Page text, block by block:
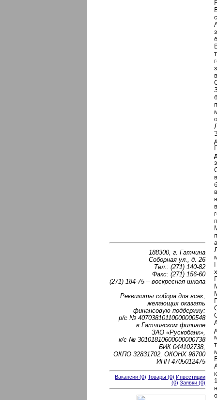
188300, г. Гатчина
Соборная ул., д. 26
Тел.: (271) 140-82
Факс: (271) 156-60
(271) 184-75 – воскресная школа
Реквизиты собора для всех,
желающих оказать
финансовую поддержку:
р/с № 40703810110000000548
в Гатчинском филиале
ЗАО «Рускобанк»,
к/с № 30101810600000000738
БИК 044102738,
ОКПО 32831702, ОКОНХ 98700
ИНН 4705012475
Вакансии (0) Товары (0) Инвестиции
(0) Заявки (0)